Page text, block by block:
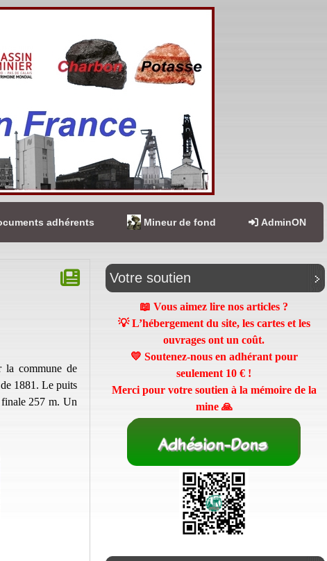
adhérents Mineur de fond AdminON
la commune de
1881. Le puits
finale 257 m. Un
Votre soutien
📖 Vous aimez lire nos articles ?
💡 L’hébergement du site, les cartes et les
ouvrages ont un coût.
💛 Soutenez-nous en adhérant pour
seulement 10 € !
Merci pour votre soutien à la mémoire de la
mine 🙏